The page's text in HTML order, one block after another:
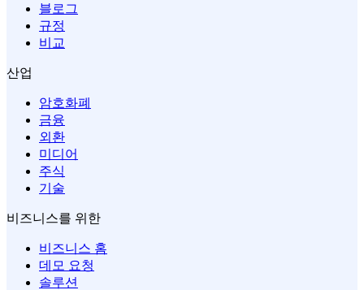
블로그
규정
비교
산업
암호화폐
금융
외환
미디어
주식
기술
비즈니스를 위한
비즈니스 홈
데모 요청
솔루션